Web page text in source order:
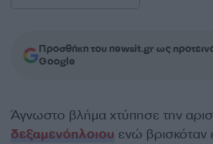
Προσθήκη του newsit.gr ως
Google
Άγνωστο βλήμα χτύπησε την
δεξαμενόπλοιου ενώ βρισκόταν